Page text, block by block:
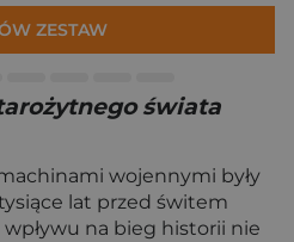
ZESTAW
świata
wojennymi były
lat przed świtem
na bieg historii nie